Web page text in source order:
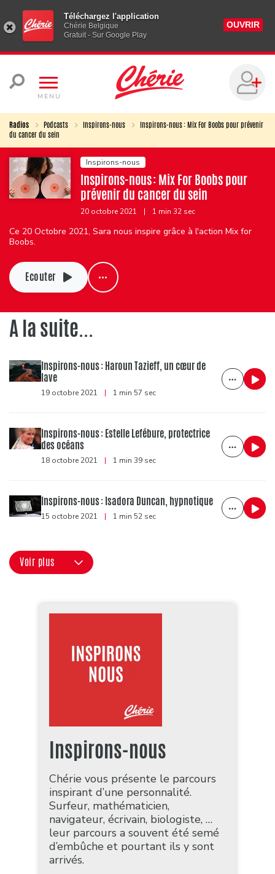
Téléchargez l'application
Chérie Belgique
Gratuit - Sur Google Play
OUVRIR
MENU
Radios Podcasts Inspirons-nous
Inspirons-nous : Mix For Boobs pour prévenir
du cancer du sein
Inspirons-nous
Inspirons-nous : Mix For Boobs pour
prévenir du cancer du sein
20 octobre 2021 | 1 min 32 sec
Ce 20 Octobre 2021, Sara nous inspire grâce à l'action Mix for
Boobs.
Ecouter
A la suite...
Inspirons-nous : Haroun Tazieff, un cœur de
lave
19 octobre 2021 | 1 min 57 sec
Inspirons-nous : Estelle Lefébure, protectrice
des océans
18 octobre 2021 | 1 min 39 sec
Inspirons-nous : Isadora Duncan, hypnotique
15 octobre 2021 | 1 min 52 sec
Voir plus
Inspirons-nous
Chérie vous présente le parcours
inspirant d’une personnalité.
Surfeur, mathématicien,
navigateur, écrivain, biologiste, …
leur parcours a souvent été semé
d’embûche et pourtant ils y sont
arrivés.